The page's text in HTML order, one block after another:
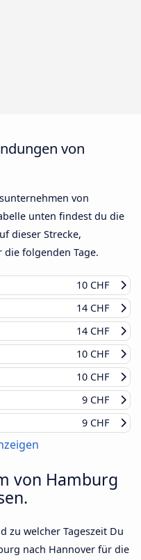
von
von
unten findest du die
dieser Strecke,
die folgenden Tage.
10 CHF
14 CHF
14 CHF
10 CHF
10 CHF
9 CHF
9 CHF
von Hamburg
zu welcher Tageszeit Du
nach Hannover für die